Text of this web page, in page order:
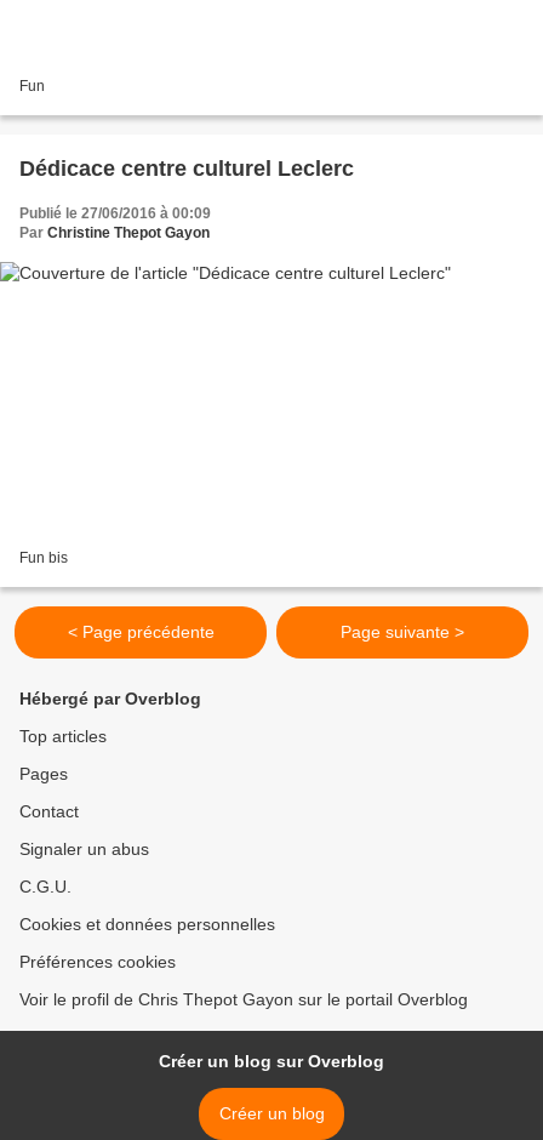
Fun
Dédicace centre culturel Leclerc
Publié le 27/06/2016 à 00:09
Par Christine Thepot Gayon
Fun bis
< Page précédente Page suivante >
Hébergé par Overblog
Top articles
Pages
Contact
Signaler un abus
C.G.U.
Cookies et données personnelles
Préférences cookies
Voir le profil de Chris Thepot Gayon sur le portail Overblog
Créer un blog sur Overblog
Créer un blog